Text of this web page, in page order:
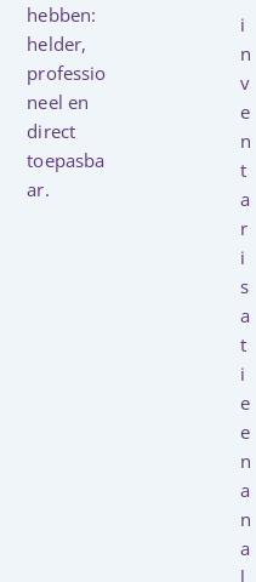
hebben:
helder,
professio
neel en
direct
toepasba
ar.
i
n
v
e
n
t
a
r
i
s
a
t
i
e
e
n
a
n
a